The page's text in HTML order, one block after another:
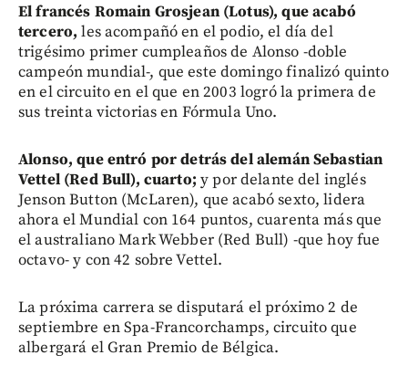
El francés Romain Grosjean (Lotus), que acabó
tercero, les acompañó en el podio, el día del
trigésimo primer cumpleaños de Alonso -doble
campeón mundial-, que este domingo finalizó quinto
en el circuito en el que en 2003 logró la primera de
sus treinta victorias en Fórmula Uno.
Alonso, que entró por detrás del alemán Sebastian
Vettel (Red Bull), cuarto; y por delante del inglés
Jenson Button (McLaren), que acabó sexto, lidera
ahora el Mundial con 164 puntos, cuarenta más que
el australiano Mark Webber (Red Bull) -que hoy fue
octavo- y con 42 sobre Vettel.
La próxima carrera se disputará el próximo 2 de
septiembre en Spa-Francorchamps, circuito que
albergará el Gran Premio de Bélgica.